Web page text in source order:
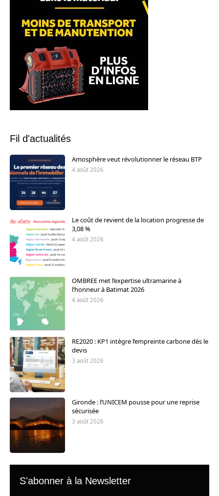
Fil d'actualités
Amosphère veut révolutionner le réseau BTP
4 août 2026
Le coût de revient de la location progresse de
3,08 %
4 août 2026
OMBREE met l’expertise ultramarine à
l’honneur à Batimat 2026
4 août 2026
RE2020 : KP1 intègre l’empreinte carbone dès le
devis
3 août 2026
Gironde : l’UNICEM pousse pour une reprise
sécurisée
3 août 2026
S'abonner à la Newsletter